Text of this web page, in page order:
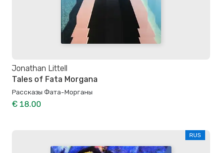
Jonathan Littell
Tales of Fata Morgana
Рассказы Фата-Морганы
€ 18.00
RUS